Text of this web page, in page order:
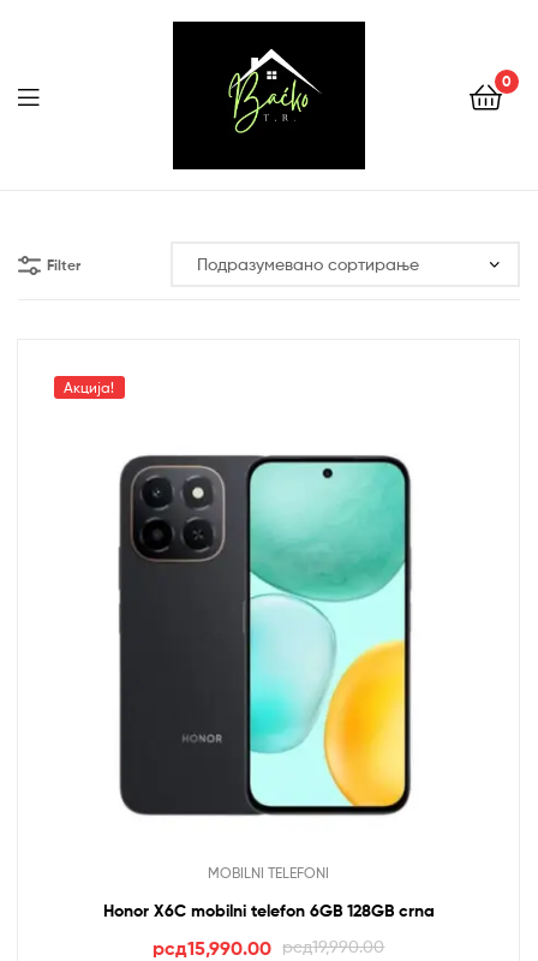
Backo
0
Menu
Filter
Акција!
MOBILNI TELEFONI
Honor X6C mobilni telefon 6GB 128GB crna
рсд19,990.00
Оригинална
рсд15,990.00Тренутна